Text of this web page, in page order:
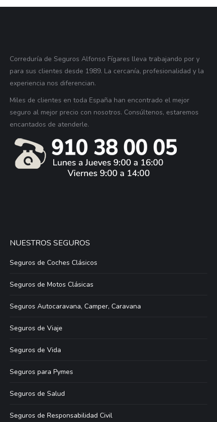
Correduría de Seguros Alfonso Fígares lleva trabajando por y
para sus clientes desde 1989. La cercanía, profesionalidad y la
experiencia nos diferencian.
Miles de clientes en toda España han encontrado el mejor
seguro al mejor precio con nosotros. Consúltenos, estaremos
encantados de atenderle.
NUESTROS SEGUROS
Seguros de Coches Clásicos
Seguros de Motos Clásicas
Seguros Autocaravana, Camper, Caravana
Seguros de Viaje
Seguros de Vida
Seguros para Pymes
Seguros de Salud
Seguros de Responsabilidad Civil